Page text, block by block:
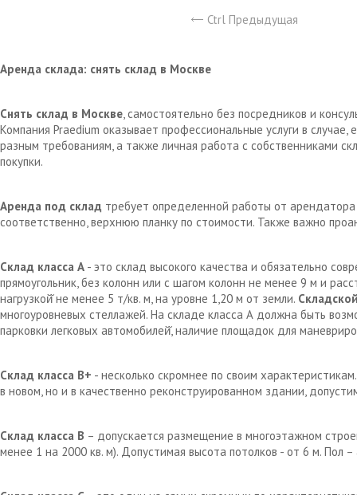
Ctrl Предыдущая
Аренда склада: снять склад в Москве
Снять склад в Москве, самостоятельно без посредников и
Компания Praedium оказывает профессиональные услуги в
разным требованиям, а также личная работа с собственниками
покупки.
Аренда под склад требует определенной работы от
соответственно, верхнюю планку по стоимости. Также важно
Склад класса А - это склад высокого качества и обязательно
прямоугольник, без колонн или с шагом колонн не менее 9 м и
нагрузкой̆ не менее 5 т/кв. м, на уровне 1,20 м от земли.
многоуровневых стеллажей. На складе класса А должна быть
парковки легковых автомобилей̆, наличие площадок для
Склад класса В+ - несколько скромнее по своим
в новом, но и в качественно реконструированном здании,
Склад класса В – допускается размещение в многоэтажном
менее 1 на 2000 кв. м). Допустимая высота потолков - от 6 м. Пол